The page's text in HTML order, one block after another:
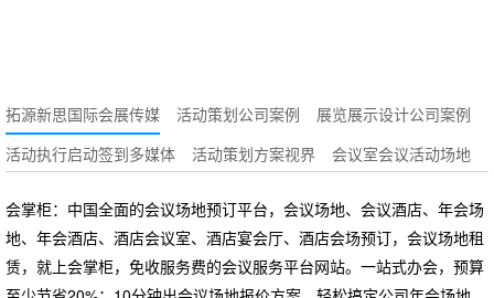
拓源新思国际会展传媒 活动策划公司案例
展览展示设计公司案例
活动执行启动签到多媒体
活动策划方案视界 会议室会议活动场地
会掌柜：中国全面的会议场地预订平台，会议场地、会议酒店、年会场
地、年会酒店、酒店会议室、酒店宴会厅、酒店会场预订，会议场地租
赁，就上会掌柜，免收服务费的会议服务平台网站。一站式办会，预算